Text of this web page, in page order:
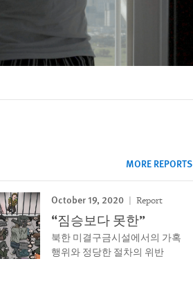
MORE REPORTS
October 19, 2020 Report
“짐승보다 못한”
북한 미결구금시설에서의 가혹
행위와 정당한 절차의 위반